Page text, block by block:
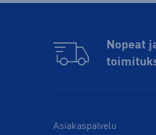
Nopeat
Asiakaspalvelu